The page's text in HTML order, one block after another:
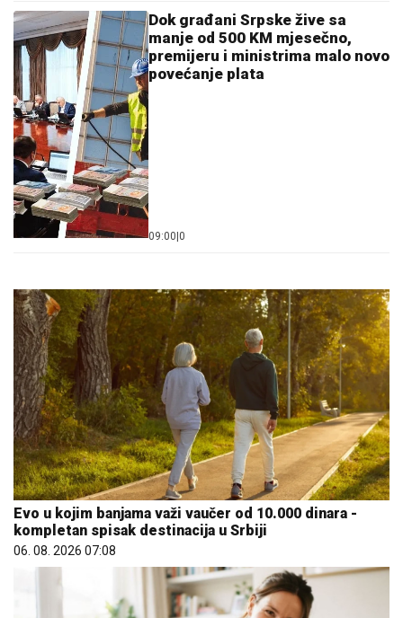
Dok građani Srpske žive sa
manje od 500 KM mjesečno,
premijeru i ministrima malo novo
povećanje plata
09:00 0
Evo u kojim banjama važi vaučer od 10.000 dinara -
kompletan spisak destinacija u Srbiji
06. 08. 2026 07:08